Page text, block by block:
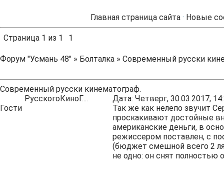
Главная страница сайта · Новые
Страница 1 из 1 1
Форум "Усмань 48" » Болталка » Современный русски
Современный русски кинематограф.
РусскогоКиноГ....
Дата: Четверг, 30.03.2017,
Гости
Так же как нелепо звучит
проскакивают достойные
американские деньги, в
режиссером поставлен, с
(бюджет смешной всего 2
не одно: он снят полностью